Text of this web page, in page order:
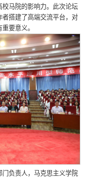
马院的影响力。此次论坛
搭建了高端交流平台，对
要意义。
负责人，马克思主义学院